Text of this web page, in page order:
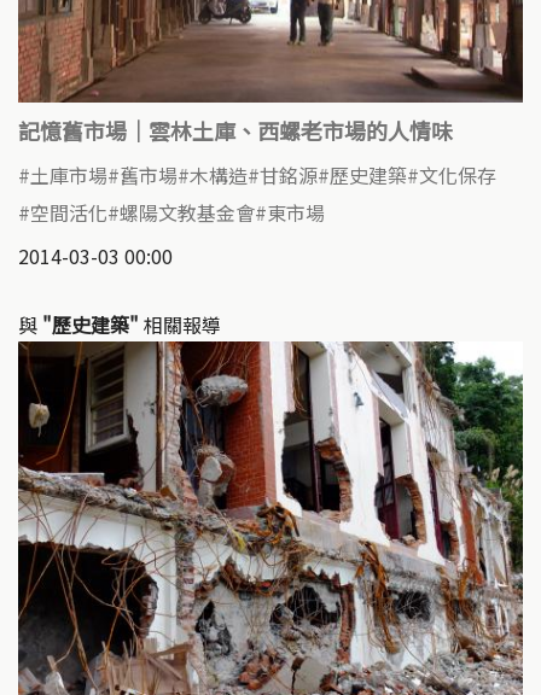
記憶舊市場｜雲林土庫、西螺老市場的人情味
土庫市場 舊市場 木構造 甘銘源 歷史建築 文化保存
空間活化 螺陽文教基金會 東市場
2014-03-03 00:00
與 "歷史建築" 相關報導